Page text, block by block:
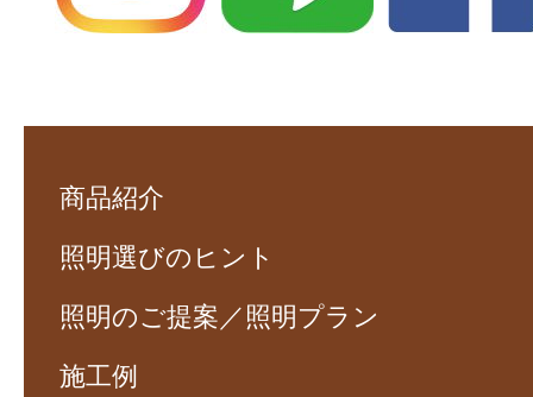
商品紹介
照明選びのヒント
照明のご提案／照明プラン
施工例